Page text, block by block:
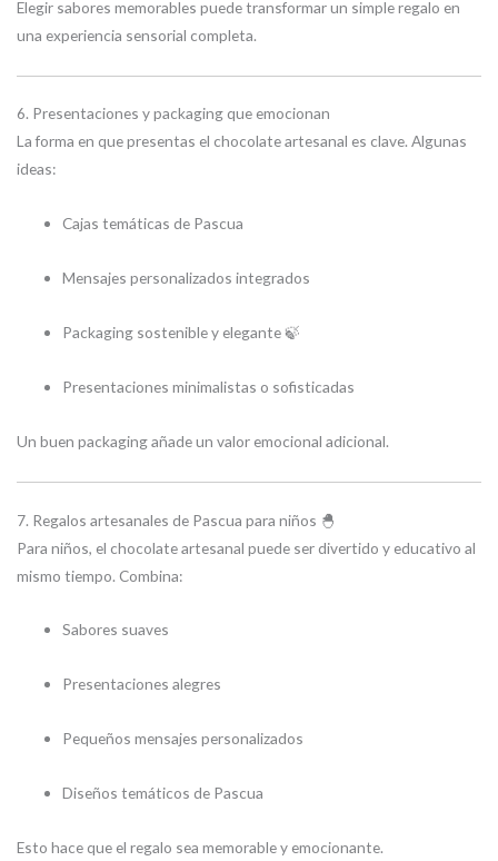
Elegir sabores memorables puede transformar un simple regalo en
una experiencia sensorial completa.
6. Presentaciones y packaging que emocionan
La forma en que presentas el chocolate artesanal es clave. Algunas
ideas:
Cajas temáticas de Pascua
Mensajes personalizados integrados
Packaging sostenible y elegante 🍃
Presentaciones minimalistas o sofisticadas
Un buen packaging añade un valor emocional adicional.
7. Regalos artesanales de Pascua para niños 🐣
Para niños, el chocolate artesanal puede ser divertido y educativo al
mismo tiempo. Combina:
Sabores suaves
Presentaciones alegres
Pequeños mensajes personalizados
Diseños temáticos de Pascua
Esto hace que el regalo sea memorable y emocionante.